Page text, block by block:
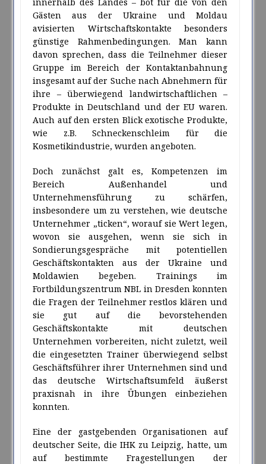
Gästen aus der Ukraine und Moldau
avisierten Wirtschaftskontakte besonders
günstige Rahmenbedingungen. Man kann
davon sprechen, dass die Teilnehmer dieser
Gruppe im Bereich der Kontaktanbahnung
insgesamt auf der Suche nach Abnehmern für
ihre – überwiegend landwirtschaftlichen –
Produkte in Deutschland und der EU waren.
Auch auf den ersten Blick exotische Produkte,
wie z.B. Schneckenschleim für die
Kosmetikindustrie, wurden angeboten.
Doch zunächst galt es, Kompetenzen im
Bereich Außenhandel und
Unternehmensführung zu schärfen,
insbesondere um zu verstehen, wie deutsche
Unternehmer „ticken“, worauf sie Wert legen,
wovon sie ausgehen, wenn sie sich in
Sondierungsgespräche mit potentiellen
Geschäftskontakten aus der Ukraine und
Moldawien begeben. Trainings im
Fortbildungszentrum NBL in Dresden konnten
die Fragen der Teilnehmer restlos klären und
sie gut auf die bevorstehenden
Geschäftskontakte mit deutschen
Unternehmen vorbereiten, nicht zuletzt, weil
die eingesetzten Trainer überwiegend selbst
Geschäftsführer ihrer Unternehmen sind und
das deutsche Wirtschaftsumfeld äußerst
praxisnah in ihre Übungen einbeziehen
konnten.
Eine der gastgebenden Organisationen auf
deutscher Seite, die IHK zu Leipzig, hatte, um
auf bestimmte Fragestellungen der